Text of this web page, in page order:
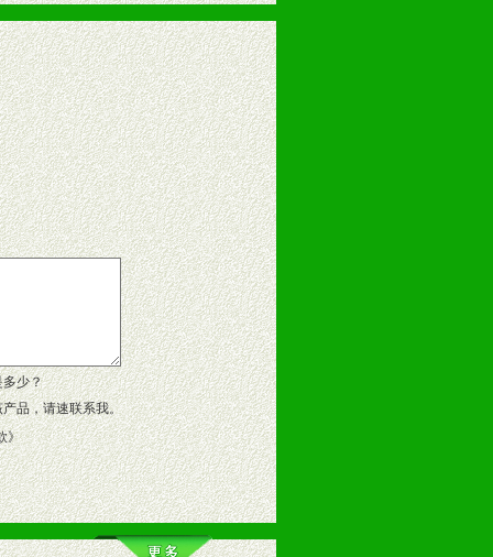
作手册、专柜咨询手册等各种市
多少？
品，请速联系我。
》